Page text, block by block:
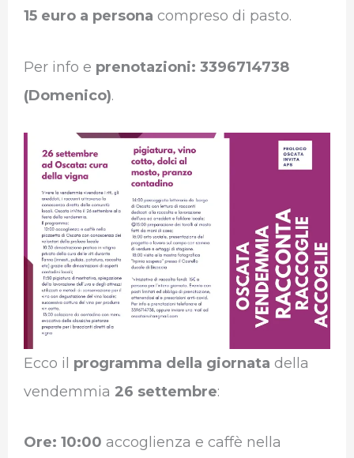
15 euro a persona compreso di pasto.
Per info e prenotazioni: 3396714738
(Domenico).
Ecco il programma della giornata della
vendemmia 26 settembre:
Ore: 10:00 accoglienza e caffè nella